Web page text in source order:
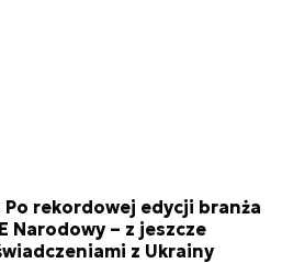
Po rekordowej edycji branża
Narodowy – z jeszcze
z Ukrainy